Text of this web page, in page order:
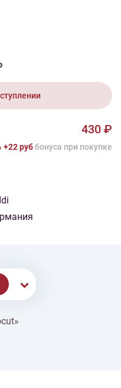
430 ₽
+22 руббонусa при покупке